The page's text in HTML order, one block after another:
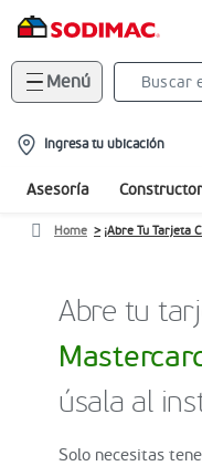
Menú
location-
icon
Ingresa tu ubicación
Asesoría Constructor
Home ¡Abre Tu Tarjeta
Abre tu
úsala al
Solo necesitas